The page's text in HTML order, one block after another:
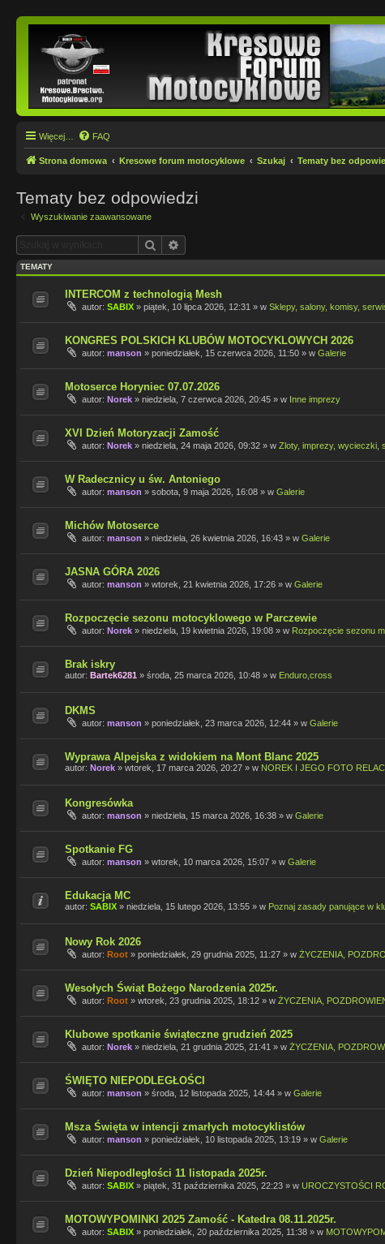
Więcej… FAQ
Strona domowa Kresowe forum motocyklowe Szukaj Tematy bez
Tematy bez odpowiedzi
Wyszukiwanie zaawansowane
Szukaj
TEMATY
INTERCOM z technologią Mesh
autor: SABIX » piątek, 10 lipca 2026, 12:31 » w Sklepy, salony, komisy,
KONGRES POLSKICH KLUBÓW MOTOCYKLOWYCH 2026
autor: manson » poniedziałek, 15 czerwca 2026, 11:50 » w Galerie
Motoserce Horyniec 07.07.2026
autor: Norek » niedziela, 7 czerwca 2026, 20:45 » w Inne imprezy
XVI Dzień Motoryzacji Zamość
autor: Norek » niedziela, 24 maja 2026, 09:32 » w Zloty, imprezy, wycieczki,
W Radecznicy u św. Antoniego
autor: manson » sobota, 9 maja 2026, 16:08 » w Galerie
Michów Motoserce
autor: manson » niedziela, 26 kwietnia 2026, 16:43 » w Galerie
JASNA GÓRA 2026
autor: manson » wtorek, 21 kwietnia 2026, 17:26 » w Galerie
Rozpoczęcie sezonu motocyklowego w Parczewie
autor: Norek » niedziela, 19 kwietnia 2026, 19:08 » w Rozpoczęcie sezonu
Brak iskry
autor: Bartek6281 » środa, 25 marca 2026, 10:48 » w Enduro,cross
DKMS
autor: manson » poniedziałek, 23 marca 2026, 12:44 » w Galerie
Wyprawa Alpejska z widokiem na Mont Blanc 2025
autor: Norek » wtorek, 17 marca 2026, 20:27 » w NOREK I JEGO FOTO
Kongresówka
autor: manson » niedziela, 15 marca 2026, 16:38 » w Galerie
Spotkanie FG
autor: manson » wtorek, 10 marca 2026, 15:07 » w Galerie
Edukacja MC
autor: SABIX » niedziela, 15 lutego 2026, 13:55 » w Poznaj zasady panujące w
Nowy Rok 2026
autor: Root » poniedziałek, 29 grudnia 2025, 11:27 » w ŻYCZENIA,
Wesołych Świąt Bożego Narodzenia 2025r.
autor: Root » wtorek, 23 grudnia 2025, 18:12 » w ŻYCZENIA,
Klubowe spotkanie świąteczne grudzień 2025
autor: Norek » niedziela, 21 grudnia 2025, 21:41 » w ŻYCZENIA,
ŚWIĘTO NIEPODLEGŁOŚCI
autor: manson » środa, 12 listopada 2025, 14:44 » w Galerie
Msza Święta w intencji zmarłych motocyklistów
autor: manson » poniedziałek, 10 listopada 2025, 13:19 » w Galerie
Dzień Niepodległości 11 listopada 2025r.
autor: SABIX » piątek, 31 października 2025, 22:23 » w UROCZYSTOŚCI
MOTOWYPOMINKI 2025 Zamość - Katedra 08.11.2025r.
autor: SABIX » poniedziałek, 20 października 2025, 11:38 » w